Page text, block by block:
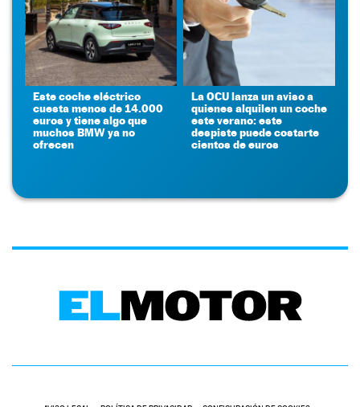
Este coche eléctrico
cuesta menos de 14.000
euros y tiene algo que
muchos BMW ya no
ofrecen
La OCU lanza un aviso a
quienes alquilen un coche
este verano: este
despiste puede costarte
cientos de euros